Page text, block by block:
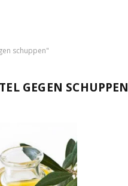
schuppen"
GEGEN SCHUPPEN